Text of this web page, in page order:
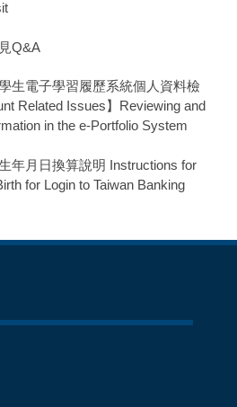
Q&A
生電子學習履歷系統個人資料檢
Related Issues】Reviewing and
in the e-Portfolio System
年月日換算說明 Instructions for
for Login to Taiwan Banking